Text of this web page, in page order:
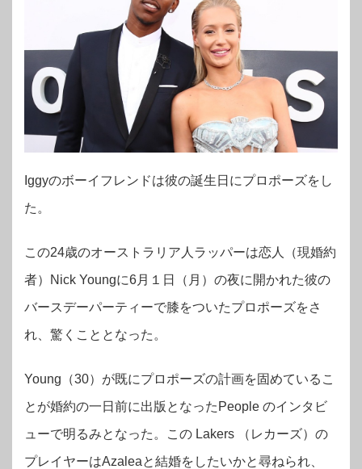
Iggyのボーイフレンドは彼の誕生日にプロポーズをし
た。
この24歳のオーストラリア人ラッパーは恋人（現婚約
者）Nick Youngに6月１日（月）の夜に開かれた彼の
バースデーパーティーで膝をついたプロポーズをさ
れ、驚くこととなった。
Young（30）が既にプロポーズの計画を固めているこ
とが婚約の一日前に出版となったPeople のインタビ
ューで明るみとなった。この Lakers （レカーズ）の
プレイヤーはAzaleaと結婚をしたいかと尋ねられ、